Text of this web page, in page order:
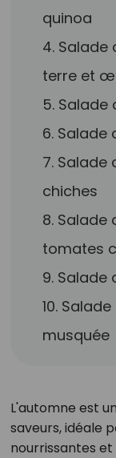
quinoa
4. Salade
terre et
5.
6.
7. Salade
chiches
8. Salade
tomates
9.
10.
musquée
L'automne est
saveurs, idéale
nourrissantes